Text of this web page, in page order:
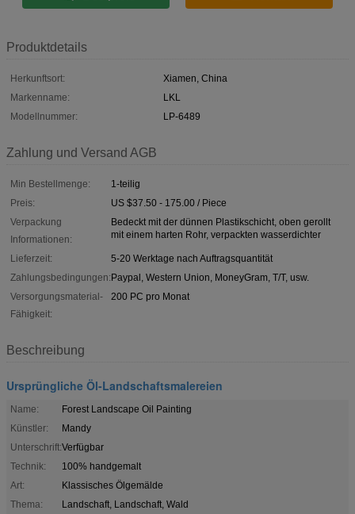
Produktdetails
Herkunftsort:
Xiamen, China
Markenname:
LKL
Modellnummer:
LP-6489
Zahlung und Versand AGB
Min Bestellmenge:
1-teilig
Preis:
US $37.50 - 175.00 / Piece
Verpackung
Informationen:
Bedeckt mit der dünnen Plastikschicht, oben gerollt
mit einem harten Rohr, verpackten wasserdichter
Lieferzeit:
5-20 Werktage nach Auftragsquantität
Zahlungsbedingungen:Paypal, Western Union, MoneyGram, T/T, usw.
Versorgungsmaterial-
Fähigkeit:
200 PC pro Monat
Beschreibung
Ursprüngliche Öl-Landschaftsmalereien
Name:
Forest Landscape Oil Painting
Künstler:
Mandy
Unterschrift:Verfügbar
Technik:
100% handgemalt
Art:
Klassisches Ölgemälde
Thema:
Landschaft, Landschaft, Wald